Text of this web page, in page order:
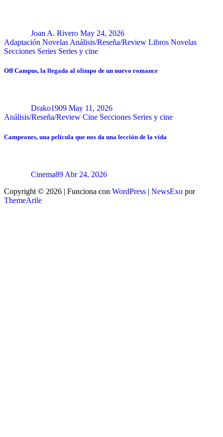
Joan A. Rivero May 24, 2026
Adaptación Novelas Análisis/Reseña/Review Libros Novelas
Secciones Series Series y cine
Off Campus, la llegada al olimpo de un nuevo romance
Drako1909 May 11, 2026
Análisis/Reseña/Review Cine Secciones Series y cine
Campeones, una película que nos da una lección de la vida
Cinema89 Abr 24, 2026
Copyright © 2026 | Funciona con WordPress | NewsExo por
ThemeArile